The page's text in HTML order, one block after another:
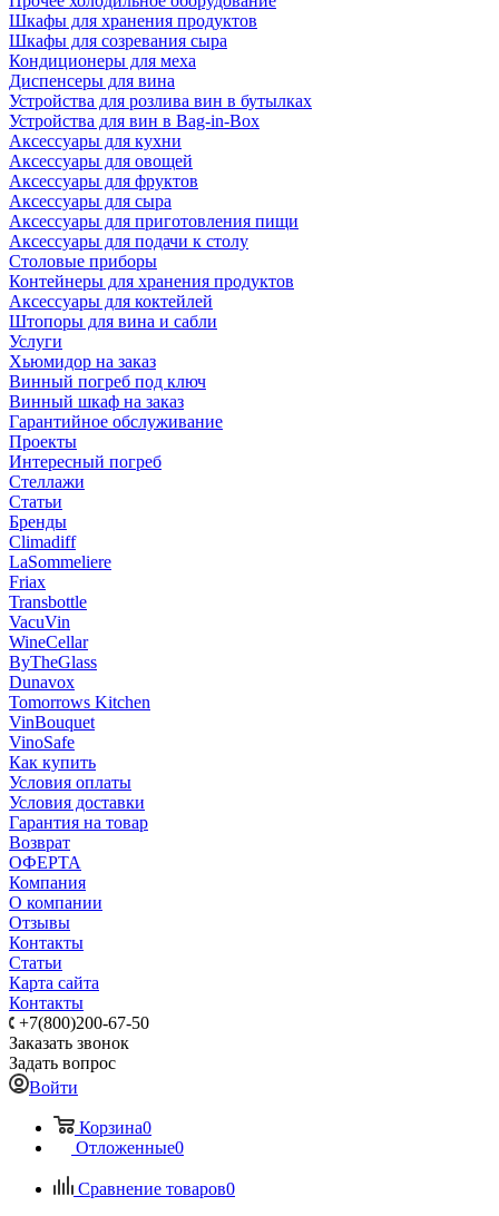
Шкафы для хранения продуктов
Шкафы для созревания сыра
Кондиционеры для меха
Диспенсеры для вина
Устройства для розлива вин в бутылках
Устройства для вин в Bag-in-Box
Аксессуары для кухни
Аксессуары для овощей
Аксессуары для фруктов
Аксессуары для сыра
Аксессуары для приготовления пищи
Аксессуары для подачи к столу
Столовые приборы
Контейнеры для хранения продуктов
Аксессуары для коктейлей
Штопоры для вина и сабли
Услуги
Хьюмидор на заказ
Винный погреб под ключ
Винный шкаф на заказ
Гарантийное обслуживание
Проекты
Интересный погреб
Стеллажи
Статьи
Бренды
Climadiff
LaSommeliere
Friax
Transbottle
VacuVin
WineCellar
ByTheGlass
Dunavox
Tomorrows Kitchen
VinBouquet
VinoSafe
Как купить
Условия оплаты
Условия доставки
Гарантия на товар
Возврат
ОФЕРТА
Компания
О компании
Отзывы
Контакты
Статьи
Карта сайта
Контакты
+7(800)200-67-50
Заказать звонок
Задать вопрос
Войти
Корзина0
Отложенные0
Сравнение товаров0